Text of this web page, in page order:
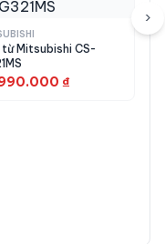
Thanh Xuân,
khác từ thương
từ Mitsubishi CS-
₫
›